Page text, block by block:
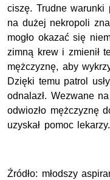
ciszę. Trudne warunki
na dużej nekropoli
mogło okazać się
zimną krew i zmienił
mężczyznę, aby
Dzięki temu patrol
odnalazł. Wezwane
odwiozło mężczyznę
uzyskał pomoc lekarzy.
Źródło: młodszy